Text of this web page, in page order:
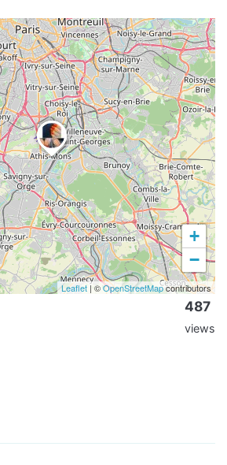
+
−
Leaflet| ©OpenStreetMapcontributors
487
views